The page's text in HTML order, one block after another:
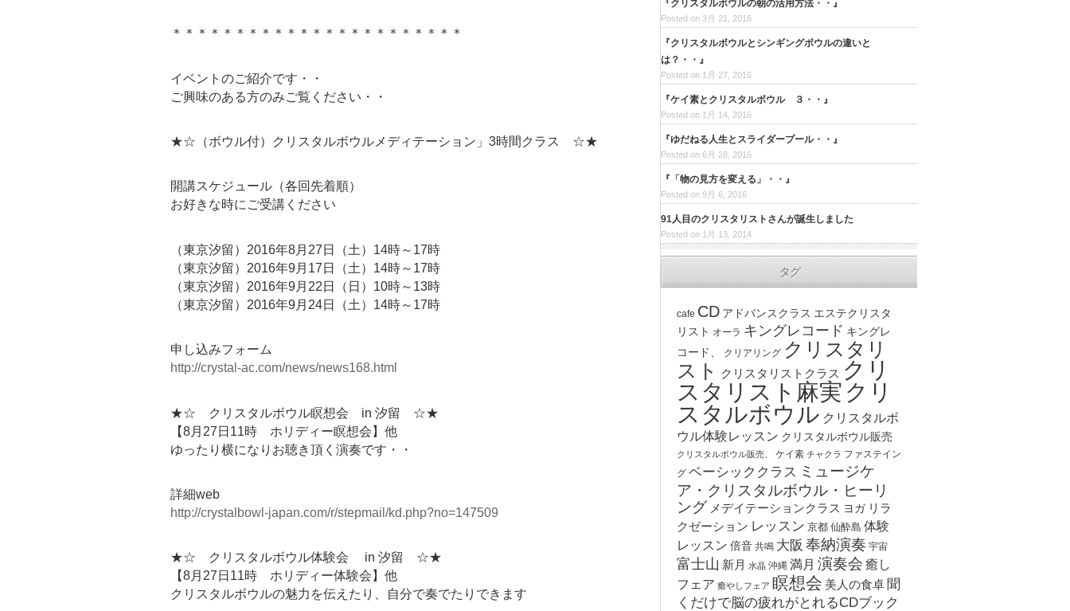
＊＊＊＊＊＊＊＊＊＊＊＊＊＊＊＊＊＊＊＊＊＊＊
イベントのご紹介です・・
ご興味のある方のみご覧ください・・
★☆（ボウル付）クリスタルボウルメディテーション」3時間クラス ☆★
開講スケジュール（各回先着順）
お好きな時にご受講ください
（東京汐留）2016年8月27日（土）14時～17時
（東京汐留）2016年9月17日（土）14時～17時
（東京汐留）2016年9月22日（日）10時～13時
（東京汐留）2016年9月24日（土）14時～17時
申し込みフォーム
http://crystal-ac.com/news/news168.html
★☆ クリスタルボウル瞑想会 in 汐留 ☆★
【8月27日11時 ホリディー瞑想会】他
ゆったり横になりお聴き頂く演奏です・・
詳細web
http://crystalbowl-japan.com/r/stepmail/kd.php?no=147509
★☆ クリスタルボウル体験会 in 汐留 ☆★
【8月27日11時 ホリディー体験会】他
クリスタルボウルの魅力を伝えたり、自分で奏でたりできます
『クリスタルボウルの朝の活用方法・・』
Posted on 3月 21, 2016
『クリスタルボウルとシンギングボウルの違いと
は？・・』
Posted on 1月 27, 2016
『ケイ素とクリスタルボウル ３・・』
Posted on 1月 14, 2016
『ゆだねる人生とスライダープール・・』
Posted on 6月 28, 2016
『「物の見方を変える」・・』
Posted on 9月 6, 2016
91人目のクリスタリストさんが誕生しました
Posted on 1月 13, 2014
タグ
cafe CD アドバンスクラス エステクリスタ
リスト オーラ キングレコード キングレ
コード、
クリアリング クリスタリ
スト
クリスタリストクラス クリ
スタリスト麻実 クリ
スタルボウル クリスタルボ
ウル体験レッスン クリスタルボウル販売
クリスタルボウル販売、 ケイ素 チャクラ ファステイン
グ ベーシッククラス ミュージケ
ア・クリスタルボウル・ヒーリ
ング メデイテーションクラス ヨガ リラ
クゼーション レッスン 京都 仙酔島 体験
レッスン 倍音 共鳴 大阪 奉納演奏 宇宙
富士山 新月 水晶 沖縄 満月 演奏会 癒し
フェア 癒やしフェア 瞑想会 美人の食卓 聞
くだけで脳の疲れがとれるCDブック